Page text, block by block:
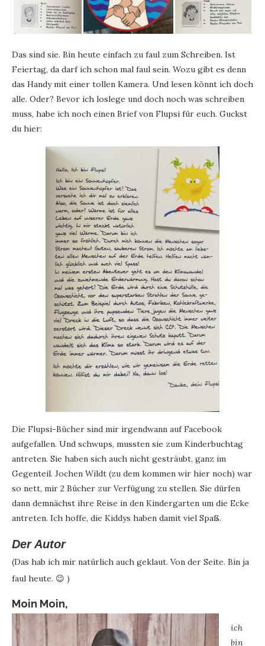
Das sind sie. Bin heute einfach zu faul zum Schreiben. Ist
Feiertag, da darf ich schon mal faul sein. Wozu gibt es denn
das Handy mit einer tollen Kamera. Und lesen könnt ich doch
alle. Oder? Bevor ich loslege und doch noch was schreiben
muss, habe ich noch einen Brief von Flupsi für euch. Guckst
du hier:
Die Flupsi-Bücher sind mir irgendwann auf Facebook
aufgefallen. Und schwups, mussten sie zum Kinderbuchtag
antreten. Sie haben sich auch nicht gesträubt, ganz im
Gegenteil. Jochen Wildt (zu dem kommen wir hier noch) war
so nett, mir 2 Bücher zur Verfügung zu stellen. Sie dürfen
dann demnächst ihre Reise in den Kindergarten um die Ecke
antreten. Ich hoffe, die Kiddys haben damit viel Spaß.
Der Autor
(Das hab ich mir natürlich auch geklaut. Von der Seite. Bin ja
faul heute. 😉 )
Moin Moin,
ich
bin